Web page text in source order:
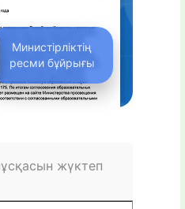
Министірліктің
ресми бұйрығы
жүктеп